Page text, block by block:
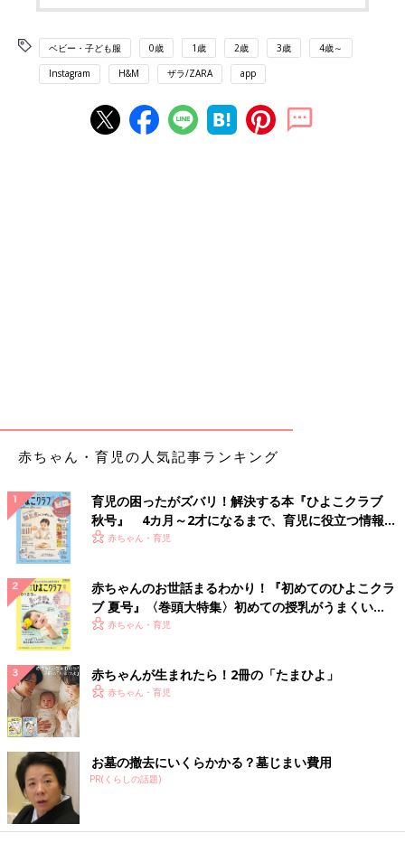
ベビー・子ども服 0歳 1歳 2歳 3歳 4歳～
Instagram H&M ザラ/ZARA app
赤ちゃん・育児の人気記事ランキング
育児の困ったがズバリ！解決する本『ひよこクラブ
秋号』 4カ月～2才になるまで、育児に役立つ情報が
いっぱい！
赤ちゃん・育児
赤ちゃんのお世話まるわかり！『初めてのひよこクラ
ブ 夏号』〈巻頭大特集〉初めての授乳がうまくい
く！ おっぱい・ミルクの基本と夏のトラブル 解決テ
赤ちゃん・育児
赤ちゃんが生まれたら！2冊の「たまひよ」
赤ちゃん・育児
お墓の撤去にいくらかかる？墓じまい費用
PR(くらしの話題)